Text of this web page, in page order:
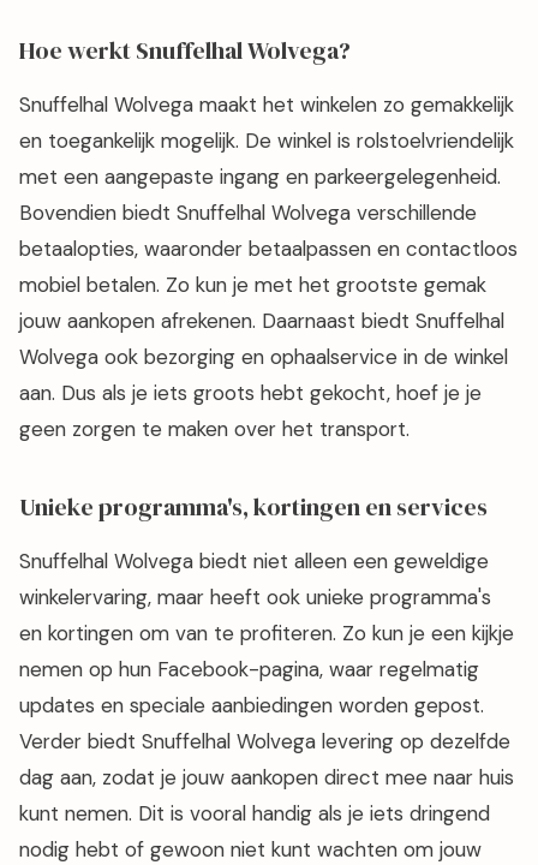
Hoe werkt Snuffelhal Wolvega?
Snuffelhal Wolvega maakt het winkelen zo gemakkelijk
en toegankelijk mogelijk. De winkel is rolstoelvriendelijk
met een aangepaste ingang en parkeergelegenheid.
Bovendien biedt Snuffelhal Wolvega verschillende
betaalopties, waaronder betaalpassen en contactloos
mobiel betalen. Zo kun je met het grootste gemak
jouw aankopen afrekenen. Daarnaast biedt Snuffelhal
Wolvega ook bezorging en ophaalservice in de winkel
aan. Dus als je iets groots hebt gekocht, hoef je je
geen zorgen te maken over het transport.
Unieke programma's, kortingen en services
Snuffelhal Wolvega biedt niet alleen een geweldige
winkelervaring, maar heeft ook unieke programma's
en kortingen om van te profiteren. Zo kun je een kijkje
nemen op hun Facebook-pagina, waar regelmatig
updates en speciale aanbiedingen worden gepost.
Verder biedt Snuffelhal Wolvega levering op dezelfde
dag aan, zodat je jouw aankopen direct mee naar huis
kunt nemen. Dit is vooral handig als je iets dringend
nodig hebt of gewoon niet kunt wachten om jouw